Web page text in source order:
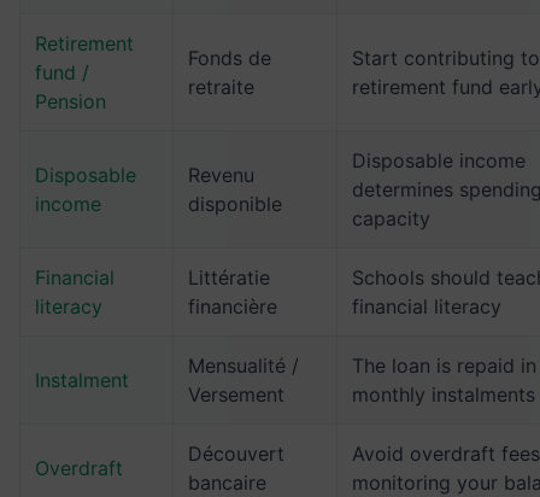
Retirement
fund /
Pension
Fonds de
retraite
Start contributing
retirement fund
Disposable
income
Revenu
disponible
Disposable income
determines
capacity
Financial
literacy
Littératie
financière
Schools should
financial literacy
Instalment
Mensualité /
Versement
The loan is repaid
monthly instalments
Overdraft
Découvert
bancaire
Avoid overdraft
monitoring your